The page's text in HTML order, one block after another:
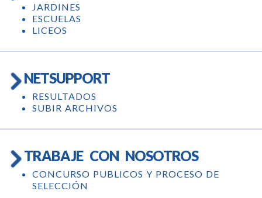
JARDINES
ESCUELAS
LICEOS
NETSUPPORT
RESULTADOS
SUBIR ARCHIVOS
TRABAJE CON NOSOTROS
CONCURSO PUBLICOS Y PROCESO DE
SELECCIÓN